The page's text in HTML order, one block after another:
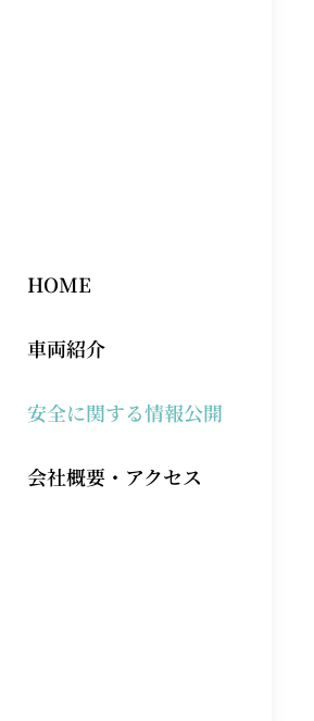
HOME
車両紹介
安全に関する情報公開
会社概要・アクセス